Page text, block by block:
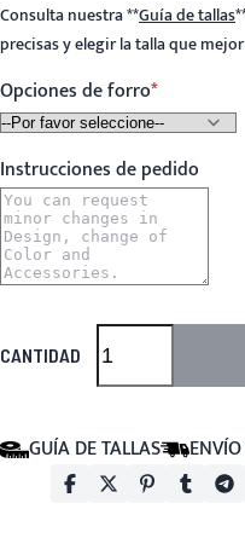
Consulta nuestra**Guía de tallas
precisas y elegir la talla que
Opciones de forro
Instrucciones de pedido
CANTIDAD
GUÍA DE TALLAS